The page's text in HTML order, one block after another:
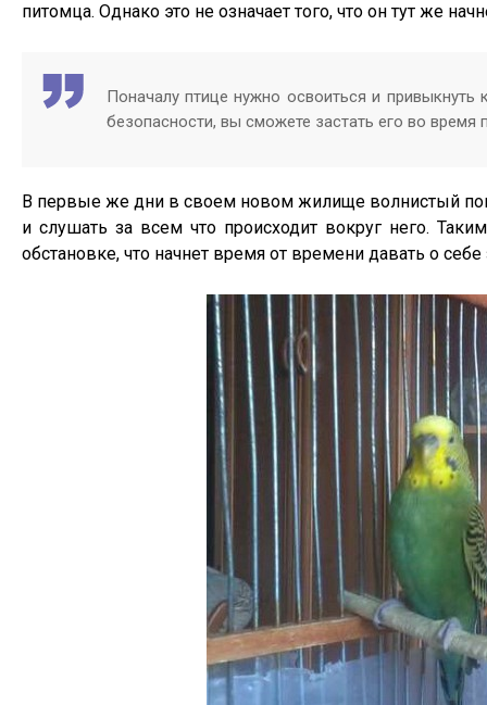
питомца. Однако это не означает того, что он тут же
Поначалу птице нужно освоиться и
безопасности, вы сможете застать его во время
В первые же дни в своем новом жилище волнистый
и слушать за всем что происходит вокруг него.
обстановке, что начнет время от времени давать о себе